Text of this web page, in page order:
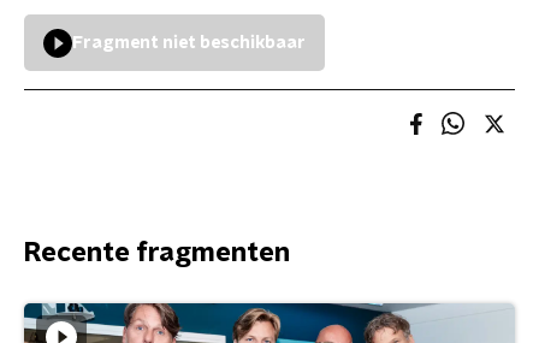
Fragment niet beschikbaar
Recente fragmenten